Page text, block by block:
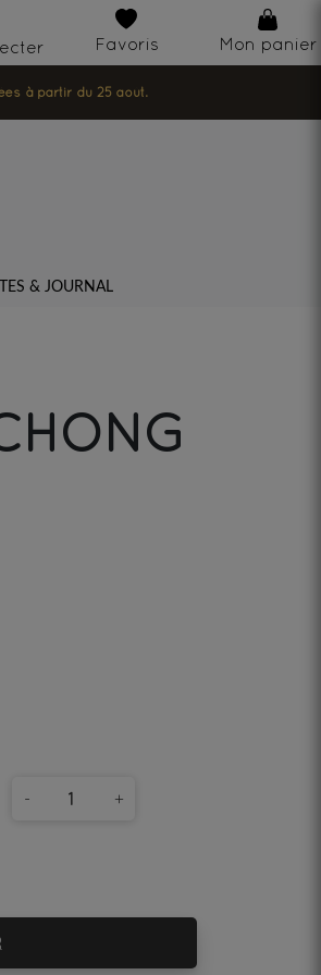
Favoris Mon panier
à partir du 25 août.
& JOURNAL
- +